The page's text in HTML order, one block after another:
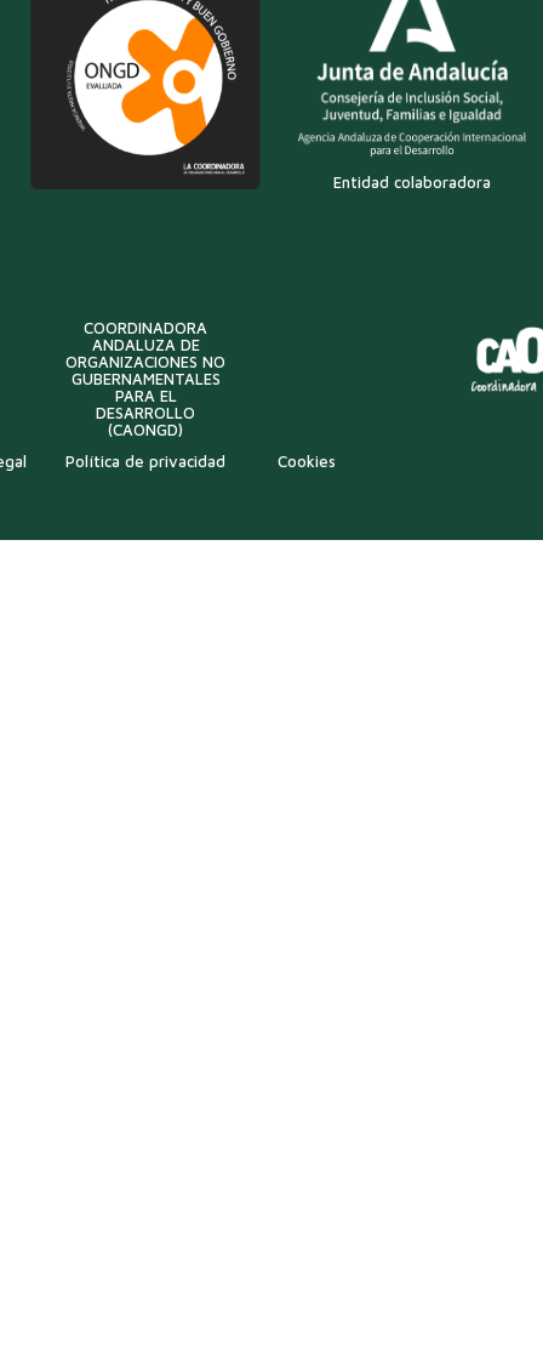
Entidad colaboradora
COORDINADORA
ANDALUZA DE
ORGANIZACIONES NO
GUBERNAMENTALES
PARA EL
DESARROLLO
(CAONGD)
Política de privacidad Cookies